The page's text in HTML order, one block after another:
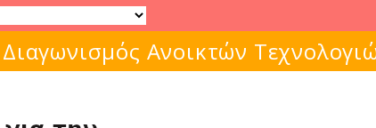
Μάθε για το ελεύθερο λογισμικό!